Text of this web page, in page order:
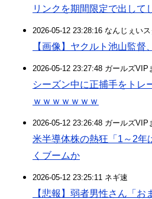
リンクを期間限定で出して
2026-05-12 23:28:16 なんじぇい
【画像】ヤクルト池山監
2026-05-12 23:27:48 ガールズVIP
シーズン中に正捕手をトレ
ｗｗｗｗｗｗｗ
2026-05-12 23:26:48 ガールズVIP
米半導体株の熱狂「1～2
くブームか
2026-05-12 23:25:11 ネギ速
【悲報】弱者男性さん「